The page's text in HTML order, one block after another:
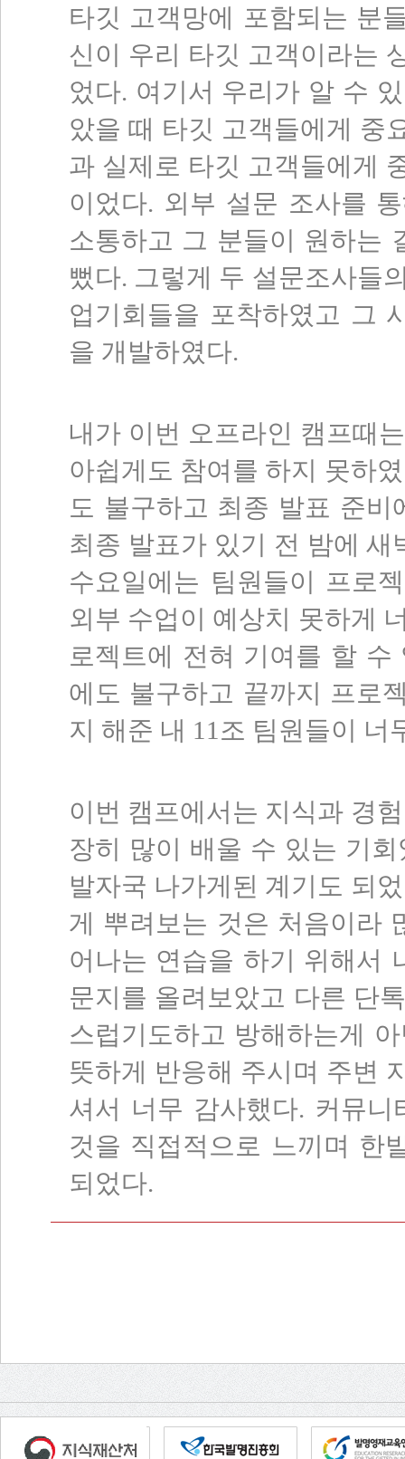
타깃 고객망에 포함되는 분
신이 우리 타깃 고객이라는
었다. 여기서 우리가 알 수
았을 때 타깃 고객들에게 중
과 실제로 타깃 고객들에게
이었다. 외부 설문 조사를
소통하고 그 분들이 원하는
뻤다. 그렇게 두 설문조사들
업기회들을 포착하였고 그
을 개발하였다.
내가 이번 오프라인 캠프때
아쉽게도 참여를 하지 못하
도 불구하고 최종 발표 준
최종 발표가 있기 전 밤에
수요일에는 팀원들이 프로
외부 수업이 예상치 못하게
로젝트에 전혀 기여를 할
에도 불구하고 끝까지 프로
지 해준 내 11조 팀원들이 너
이번 캠프에서는 지식과 경
장히 많이 배울 수 있는 기
발자국 나가게된 계기도 되
게 뿌려보는 것은 처음이라
어나는 연습을 하기 위해서
문지를 올려보았고 다른 단
스럽기도하고 방해하는게
뜻하게 반응해 주시며 주변
셔서 너무 감사했다. 커뮤
것을 직접적으로 느끼며 한
되었다.